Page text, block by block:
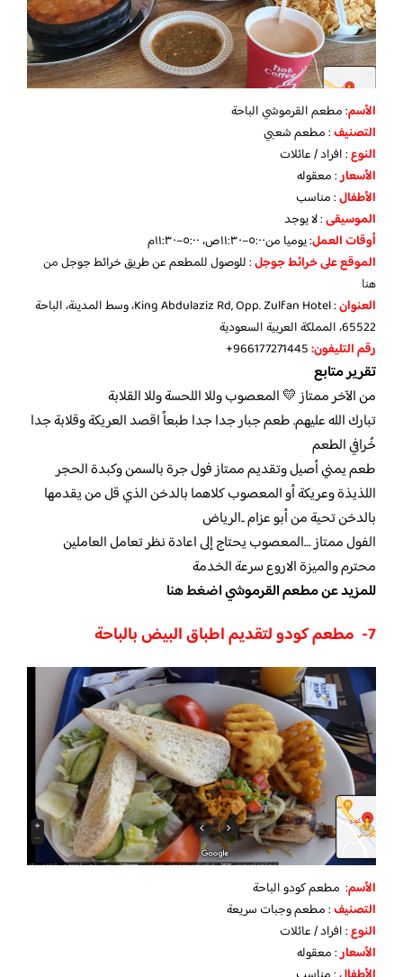
الأسم: مطعم القرموشي الباحة
التصنيف: مطعم شعبي
النوع: افراد / عائلات
الأسعار: معقوله
الأطفال: مناسب
الموسيقى: لا يوجد
أوقات العمل: يوميا من٥:٠٠–١١:٣٠ص، ٥:٠٠–١١:٣٠م
الموقععلى خرائط جوجل: للوصول للمطعم عن طريق خرائط جوجلمن
هنا
العنوان
: King Abdulaziz Rd, Opp. Zulfan Hotel، وسط المدينة، الباحة
65522، المملكة العربية السعودية
رقم التليفون:
تقرير متابع
من الآخر ممتاز 💛 المعصوب وللا اللحسة وللا القلابة
تبارك الله عليهم. طعم جبار جدا جدا طبعاً اقصد العريكة وقلابة جدا
خُرافي الطعم
طعم يمني أصيل وتقديم ممتاز فول جرة بالسمن وكبدة الحجر
اللذيذة وعريكة أو المعصوب كلاهما بالدخن الذي قل من يقدمها
بالدخن تحية من أبو عزام ..الرياض
الفول ممتاز …المعصوب يحتاج إلى اعادة نظر تعامل العاملين
محترم والميزة الاروع سرعة الخدمة
للمزيد عن مطعم القرموشياضغط هنا
7- مطعم كودو لتقديم اطباق البيض بالباحة
الأسم: مطعم كودو الباحة
التصنيف: مطعم وجبات سريعة
النوع: افراد / عائلات
الأسعار: معقوله